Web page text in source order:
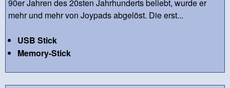
90er Jahren des 20sten Jahrhunderts beliebt, wurde er
mehr und mehr von Joypads abgelöst. Die erst...
USB Stick
Memory-Stick